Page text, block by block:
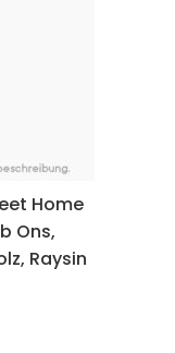
Home
Ons,
Raysin